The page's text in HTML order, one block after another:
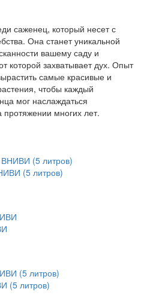
саженец, который несет с
Она станет уникальной
вашему саду и
которой захватывает дух. Опыт
самые красивые и
чтобы каждый
мог наслаждаться
протяжении многих лет.
(5 литров)
(5 литров)